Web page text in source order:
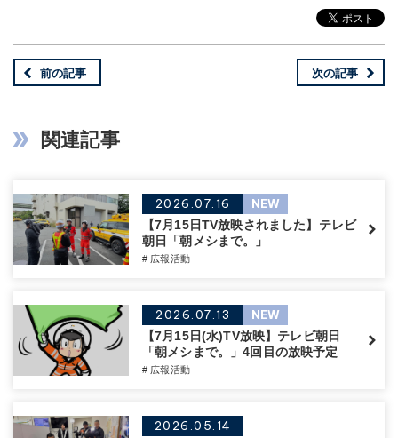
前の記事 次の記事
関連記事
2026.07.16
NEW
【7月15日TV放映されました】テレビ
朝日「朝メシまで。」
# 広報活動
2026.07.13
NEW
【7月15日(水)TV放映】テレビ朝日
「朝メシまで。」4回目の放映予定
# 広報活動
2026.05.14